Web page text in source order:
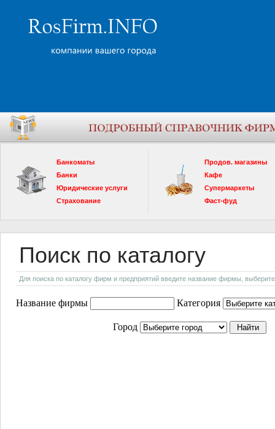
Банкоматы
Банки
Юридические услуги
Страхование
Продов. магазины
Кафе
Супермаркеты
Фаст-фуд
Поиск по каталогу
Для поиска по каталогу фирм и предприятий введите название фирмы, выберите
Название фирмы Категория
Город